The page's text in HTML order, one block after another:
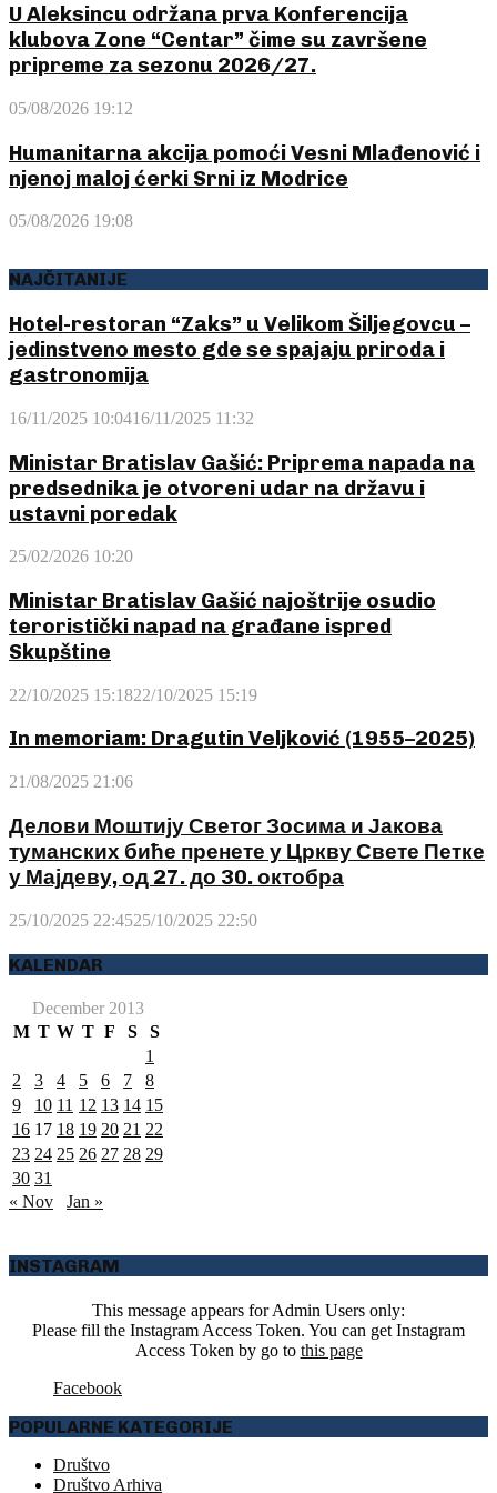
U Aleksincu održana prva Konferencija
klubova Zone “Centar” čime su završene
pripreme za sezonu 2026/27.
05/08/2026 19:12
Humanitarna akcija pomoći Vesni Mlađenović i
njenoj maloj ćerki Srni iz Modrice
05/08/2026 19:08
NAJČITANIJE
Hotel-restoran “Zaks” u Velikom Šiljegovcu –
jedinstveno mesto gde se spajaju priroda i
gastronomija
16/11/2025 10:0416/11/2025 11:32
Ministar Bratislav Gašić: Priprema napada na
predsednika je otvoreni udar na državu i
ustavni poredak
25/02/2026 10:20
Ministar Bratislav Gašić najoštrije osudio
teroristički napad na građane ispred
Skupštine
22/10/2025 15:1822/10/2025 15:19
In memoriam: Dragutin Veljković (1955–2025)
21/08/2025 21:06
Делови Моштију Светог Зосима и Јакова
туманских биће пренете у Цркву Свете Петке
у Мајдеву, од 27. до 30. октобра
25/10/2025 22:4525/10/2025 22:50
KALENDAR
December 2013
M T W T F S
S
1
2
3 4 5 6 7
8
9
10 11 12 13 14 15
16 17 18 19 20 21 22
23 24 25 26 27 28 29
30 31
« Nov
Jan »
INSTAGRAM
This message appears for Admin Users only:
Please fill the Instagram Access Token. You can get Instagram
Access Token by go to this page
Facebook
POPULARNE KATEGORIJE
Društvo
Društvo Arhiva